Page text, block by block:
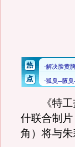
《特工盐
什联合制
角）将与